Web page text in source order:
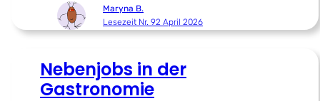
Maryna B.
Lesezeit Nr. 92 April 2026
Nebenjobs in der
Gastronomie